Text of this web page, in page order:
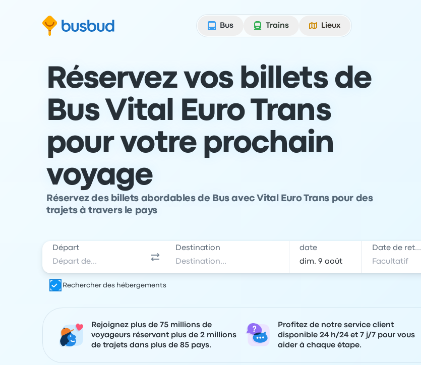
Bus
Trains Lieux
Réservez vos billets de
Bus Vital Euro Trans
pour votre prochain
voyage
Réservez des billets abordables de Bus avec Vital Euro Trans pour des
trajets à travers le pays
Départ Destination date Date de retour
Rechercher des hébergements
Rejoignez plus de 75 millions de
voyageurs réservant plus de 2 millions
de trajets dans plus de 85 pays.
Profitez de notre service client
disponible 24 h/24 et 7 j/7 pour vous
aider à chaque étape.